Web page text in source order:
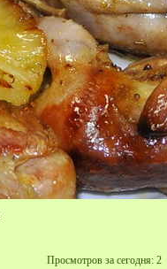
Просмотров за сегодня: 2